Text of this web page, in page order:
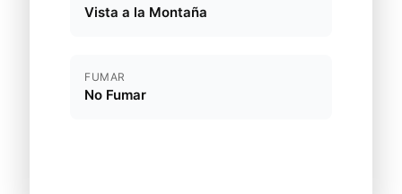
Vista a la Montaña
FUMAR
No Fumar